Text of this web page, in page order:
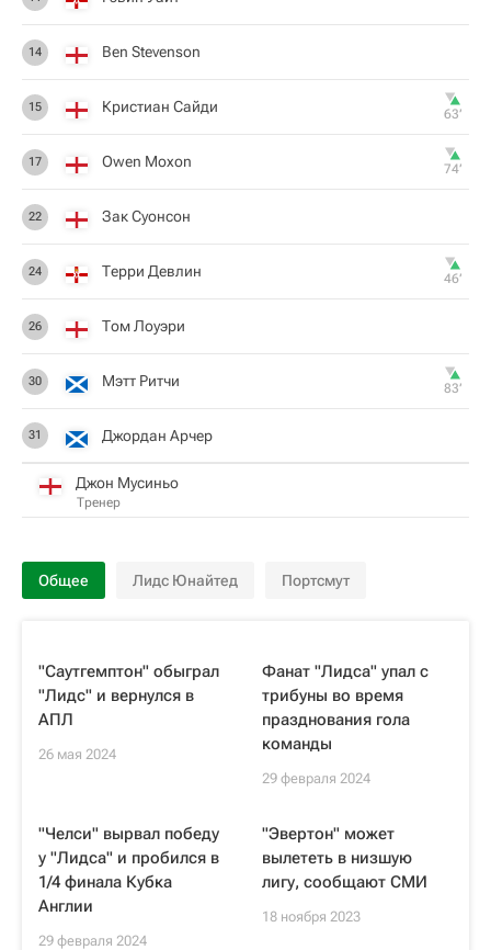
14 Ben Stevenson
15 Кристиан Сайди 63‎’‎
17 Owen Moxon 74‎’‎
22 Зак Суонсон
24 Терри Девлин 46‎’‎
26 Том Лоуэри
30 Мэтт Ритчи 83‎’‎
31 Джордан Арчер
Джон Мусиньо
Тренер
Общее Лидс Юнайтед Портсмут
"Саутгемптон" обыграл
"Лидс" и вернулся в
АПЛ
26 мая 2024
Фанат "Лидса" упал с
трибуны во время
празднования гола
команды
29 февраля 2024
"Челси" вырвал победу
у "Лидса" и пробился в
1/4 финала Кубка
Англии
29 февраля 2024
"Эвертон" может
вылететь в низшую
лигу, сообщают СМИ
18 ноября 2023